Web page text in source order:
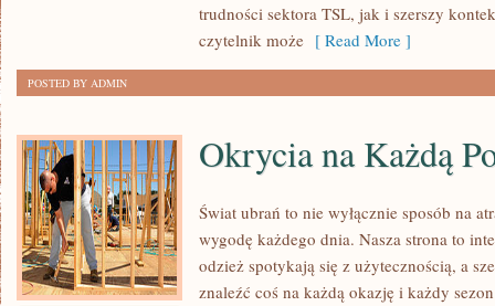
trudności sektora TSL, jak i szerszy
czytelnik może [ Read More ]
POSTED BY ADMIN
Okrycia na Każdą
Świat ubrań to nie wyłącznie sposób na
wygodę każdego dnia. Nasza strona to
odzież spotykają się z użytecznością, a
znaleźć coś na każdą okazję i każdy